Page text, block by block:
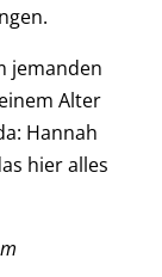
jemanden
Alter
Hannah
hier alles